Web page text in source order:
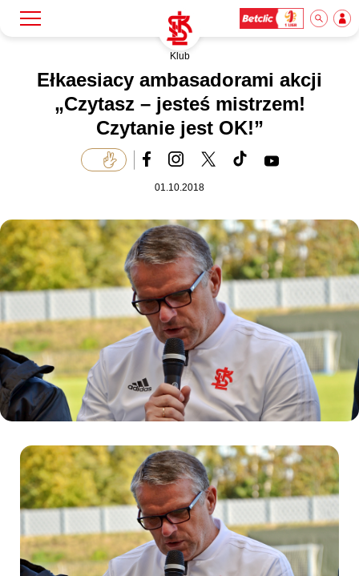
Klub
Akademia
Biznes
Dla mediów
Kibice
Klub
Ełkaesiacy ambasadorami akcji
„Czytasz – jesteś mistrzem!
Czytanie jest OK!”
01.10.2018